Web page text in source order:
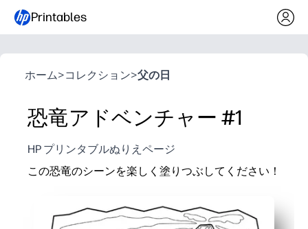
Printables
ホーム>コレクション>父の日
恐竜アドベンチャー #1
HP プリンタブルぬりえページ
この恐竜のシーンを楽しく塗りつぶしてください！